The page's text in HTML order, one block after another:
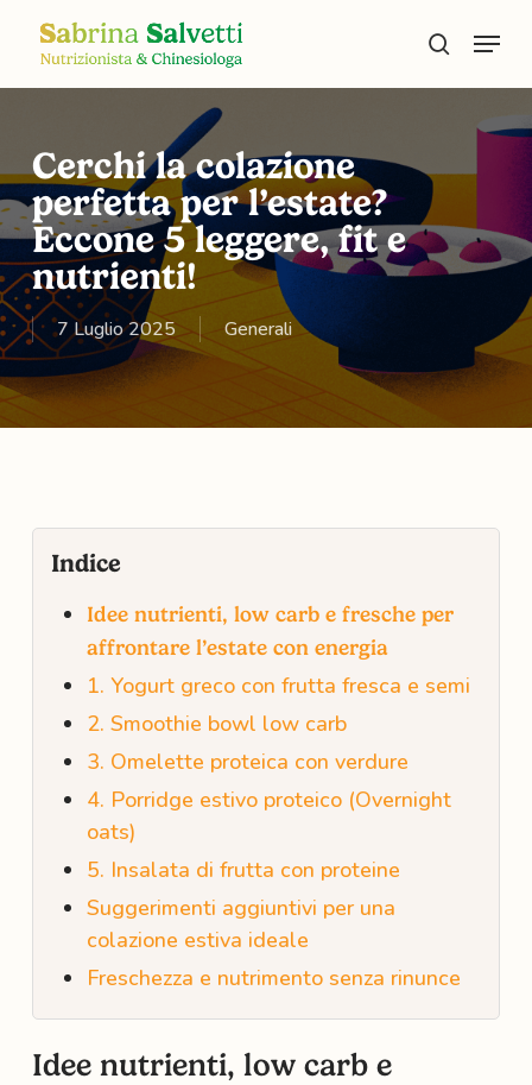
search
Menu
Cerchi la colazione
perfetta per l’estate?
Eccone 5 leggere, fit e
nutrienti!
7 Luglio 2025 Generali
Indice
Idee nutrienti, low carb e fresche per
affrontare l’estate con energia
1. Yogurt greco con frutta fresca e semi
2. Smoothie bowl low carb
3. Omelette proteica con verdure
4. Porridge estivo proteico (Overnight
oats)
5. Insalata di frutta con proteine
Suggerimenti aggiuntivi per una
colazione estiva ideale
Freschezza e nutrimento senza rinunce
Idee nutrienti, low carb e